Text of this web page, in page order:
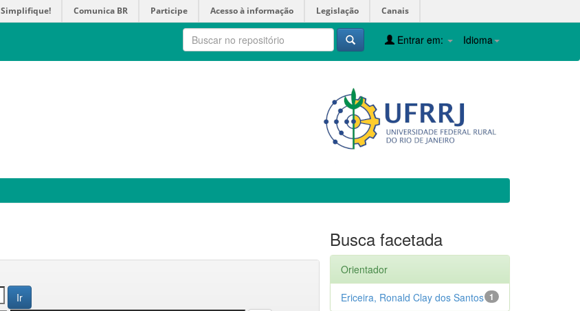
Simplifique! Comunica BR Participe Acesso à informação Legislação Canais
Idioma
Entrar em:
Busca facetada
Orientador
1
Ericeira, Ronald Clay dos Santos